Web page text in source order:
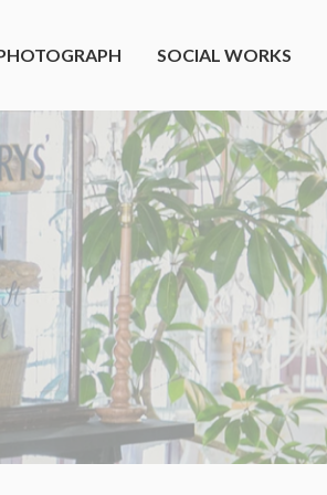
SOCIAL WORKS